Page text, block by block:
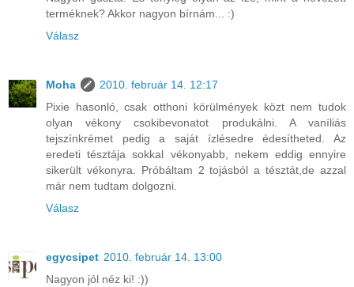
terméknek? Akkor nagyon bírnám... :)
Válasz
Moha
2010. február 14. 12:17
Pixie hasonló, csak otthoni körülmények közt nem tudok
olyan vékony csokibevonatot produkálni. A vaníliás
tejszínkrémet pedig a saját ízlésedre édesítheted. Az
eredeti tésztája sokkal vékonyabb, nekem eddig ennyire
sikerült vékonyra. Próbáltam 2 tojásból a tésztát,de azzal
már nem tudtam dolgozni.
Válasz
egycsipet 2010. február 14. 13:00
Nagyon jól néz ki! :))